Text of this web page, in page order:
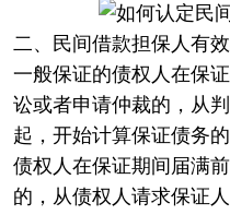
二、民间借款担保人有
一般保证的债权人在保
讼或者申请仲裁的，从
起，开始计算保证债务
债权人在保证期间届满
的，从债权人请求保证